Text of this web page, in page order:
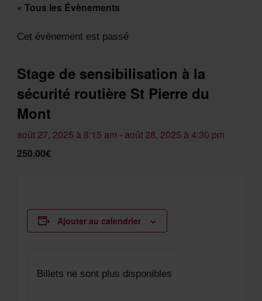
« Tous les Évènements
Cet évènement est passé
Stage de sensibilisation à la
sécurité routière St Pierre du
Mont
août 27, 2025 à 8:15 am - août 28, 2025 à 4:30 pm
250.00€
Ajouter au calendrier
Billets ne sont plus disponibles